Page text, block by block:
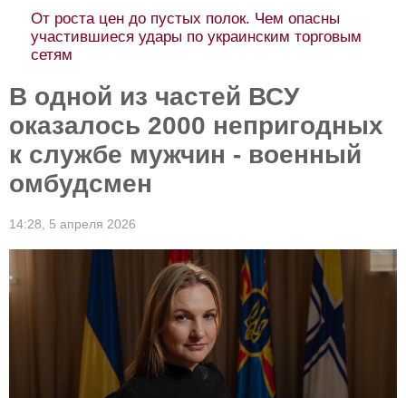
От роста цен до пустых полок. Чем опасны
участившиеся удары по украинским торговым
сетям
В одной из частей ВСУ
оказалось 2000 непригодных
к службе мужчин - военный
омбудсмен
14:28, 5 апреля 2026